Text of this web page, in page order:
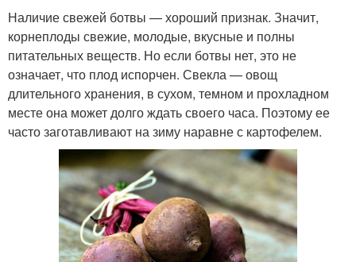
Наличие свежей ботвы — хороший признак. Значит,
корнеплоды свежие, молодые, вкусные и полны
питательных веществ. Но если ботвы нет, это не
означает, что плод испорчен. Свекла — овощ
длительного хранения, в сухом, темном и прохладном
месте она может долго ждать своего часа. Поэтому ее
часто заготавливают на зиму наравне с картофелем.